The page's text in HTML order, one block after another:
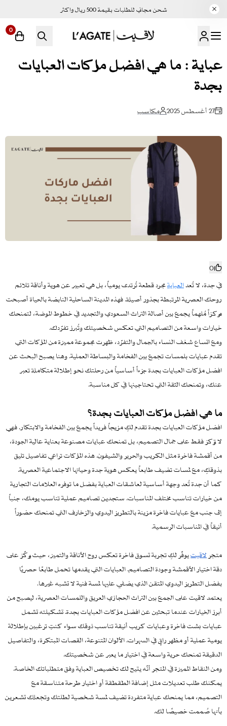
شحن مجاني للطلبات بقيمة 500 ريال واكثر
لاقيت | LAGATE
0
عباية : ما هي افضل ماركات العبايات
بجدة
27 أغسطس 2025 مكاسب
0
في جدة، لا تُعدالعبايةمجرد قطعة تُرتدى يومياً، بل هي تعبير عن هوية وأناقة تلائم
روحك العصرية المرتبطة بجذور أصيلة. فهذه المدينة الساحلية النابضة بالحياة أصبحت
مركزاً مُلهماً يجمع بين أصالة التراث السعودي والتجديد في خطوط الموضة، لتمنحك
خيارات واسعة من التصاميم التي تعكس شخصيتك وتُبرز تفرّدك.
ومع اتساع شغف النساء بالجمال والتفرّد، ظهرت مجموعة مميزة من الماركات التي
تقدم عبايات بلمسات تجمع بين الفخامة والبساطة العملية. وهنا يصبح البحث عن
افضل ماركات العبايات بجدة جزءاً أساسياً من رحلتك نحو إطلالة متكاملة تعبر
عنك، وتمنحك الثقة التي تحتاجينها في كل مناسبة.
ما هي افضل ماركات العبايات بجدة؟
افضل ماركات العبايات بجدة تقدم لكِ مزيجاً فريداً يجمع بين الفخامة والابتكار. فهي
لا تركز فقط على جمال التصميم، بل تمنحك عبايات مصنوعة بعناية عالية الجودة،
من أقمشة فاخرة مثل الكريب والحرير والشيفون. هذه الماركات تراعي تفاصيل تليق
بذوقكِ، مع لمسات تضيف طابعاً يعكس هوية جدة وحياتها الاجتماعية العصرية.
كما أن جدة تُعد وجهة أساسية لعاشقات العباية بفضل ما توفره العلامات التجارية
من خيارات تناسب مختلف المناسبات. ستجدين تصاميم عملية تناسب يومك، جنباً
إلى جنب مع عبايات فاخرة مزينة بالتطريز اليدوي والزخارف التي تمنحك حضوراً
أنيقاً في المناسبات الرسمية.
متجرلاقيتيوفّر لكِ تجربة تسوق فاخرة تعكس روح الأناقة والتميز، حيث يركّز على
دقة اختيار الأقمشة وجودة التصاميم. العبايات التي يقدمها تحمل طابعًا حصريًا
بفضل التطريز اليدوي المتقن الذي يضفي عليها لمسة فنية لا تشبه غيرها.
يعتمد لاقيت على الجمع بين التراث الحجازي العريق واللمسات العصرية، ليصبح من
أبرز الخيارات عندما تبحثين عن افضل ماركات العبايات بجدة. تشكيلته تشمل
عبايات بشت فاخرة وعبايات كريب أنيقة تناسب ذوقك سواء كنتِ ترغبين بإطلالة
يومية عملية أو مظهر راقٍ في السهرات. الألوان المتنوعة، القصات المبتكرة، والتفاصيل
الدقيقة تمنحك حرية واسعة في اختيار ما يعبر عن شخصيتك.
ومن النقاط المميزة في المتجر أنّه يتيح لك تخصيص العباية وفق متطلباتك الخاصة.
يمكنك طلب تعديلات مثل إضافة الطقطقة أو اختيار طرحة متناسقة مع
التصميم، مما يمنحك عباية متفردة تضيف لمسة شخصية لطلتك وتجعلك تشعرين
بأنها صُممت خصيصًا لك.